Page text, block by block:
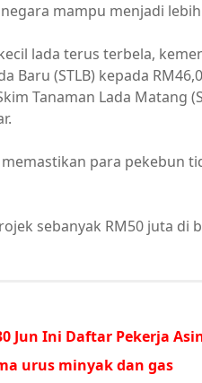
mampu menjadi
lada terus terbela,
Baru (STLB) kepada
Tanaman Lada Matang
para pekebun
sebanyak RM50 juta di
Jun Ini Daftar Pekerja
urus minyak dan gas